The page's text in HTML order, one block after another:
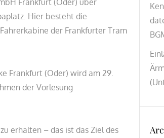
Hier besteht die
der Frankfurter Tram
Frankfurt (Oder) wird am 29.
der Vorlesung
erhalten – das ist das Ziel des